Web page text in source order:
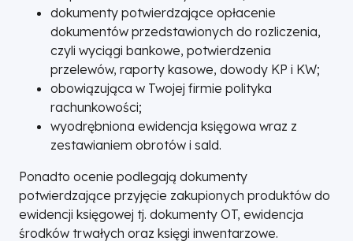
dokumenty potwierdzające opłacenie
dokumentów przedstawionych do rozliczenia,
czyli wyciągi bankowe, potwierdzenia
przelewów, raporty kasowe, dowody KP i KW;
obowiązująca w Twojej firmie polityka
rachunkowości;
wyodrębniona ewidencja księgowa wraz z
zestawianiem obrotów i sald.
Ponadto ocenie podlegają dokumenty
potwierdzające przyjęcie zakupionych produktów do
ewidencji księgowej tj. dokumenty OT, ewidencja
środków trwałych oraz księgi inwentarzowe.